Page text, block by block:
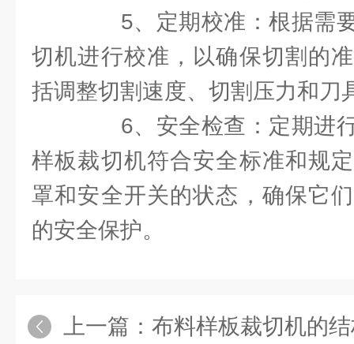
5、定期校准：根据需要
切机进行校准，以确保切割的
括调整切割速度、切割压力和刀
6、安全检查：定期进行
样板裁切机符合安全标准和规
罩和安全开关的状态，确保它
的安全保护。
上一篇： 布料样板裁切机的结构通